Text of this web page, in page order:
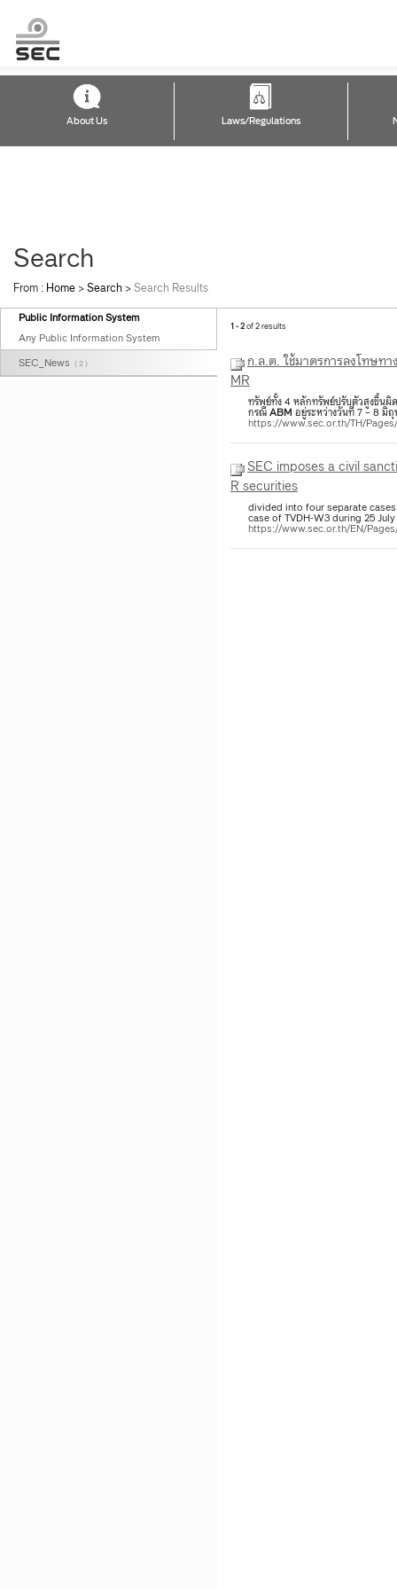
About Us Laws/Regulations
Search
From : Home >Search >Search Results
Public Information System
Any Public Information System
SEC_News ( 2 )
1 - 2of 2 results
ก.ล.ต. ใช้มาตรการลงโทษท
MR
ทรัพย์ทั้ง 4 หลักทรัพย์ปรับตัวสูงขึ้นผิ
กรณีABM อยู่ระหว่างวันที่ 7 – 8 มิ
https://www.sec.or.th/TH/
SEC imposes a civil
R securities
divided into four separate
case of TVDH-W3 during 25
https://www.sec.or.th/EN/